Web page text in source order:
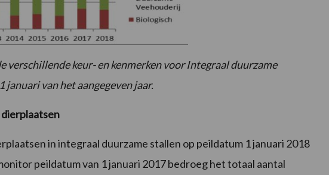
verschillende keur- en kenmerken voor Integraal duurzame
van het aangegeven jaar.
in integraal duurzame stallen op peildatum 1 januari 2018
peildatum van 1 januari 2017 bedroeg het totaal aantal